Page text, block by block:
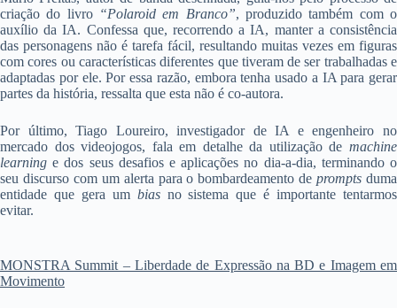
criação do livro “Polaroid em Branco”, produzido também com o
auxílio da IA. Confessa que, recorrendo a IA, manter a consistência
das personagens não é tarefa fácil, resultando muitas vezes em figuras
com cores ou características diferentes que tiveram de ser trabalhadas e
adaptadas por ele. Por essa razão, embora tenha usado a IA para gerar
partes da história, ressalta que esta não é co-autora.
Por último, Tiago Loureiro, investigador de IA e engenheiro no
mercado dos videojogos, fala em detalhe da utilização de machine
learninge dos seus desafios e aplicações no dia-a-dia, terminando o
seu discurso com um alerta para o bombardeamento depromptsduma
entidade que gera um biasno sistema que é importante tentarmos
evitar.
MONSTRA Summit – Liberdade de Expressão na BD e Imagem em
Movimento